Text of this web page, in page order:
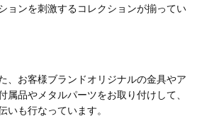
ョンを刺激するコレクションが揃ってい
、お客様ブランドオリジナルの金具やア
属品やメタルパーツをお取り付けして、
いも行なっています。